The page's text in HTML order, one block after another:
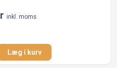
inkl. moms
Læg i kurv